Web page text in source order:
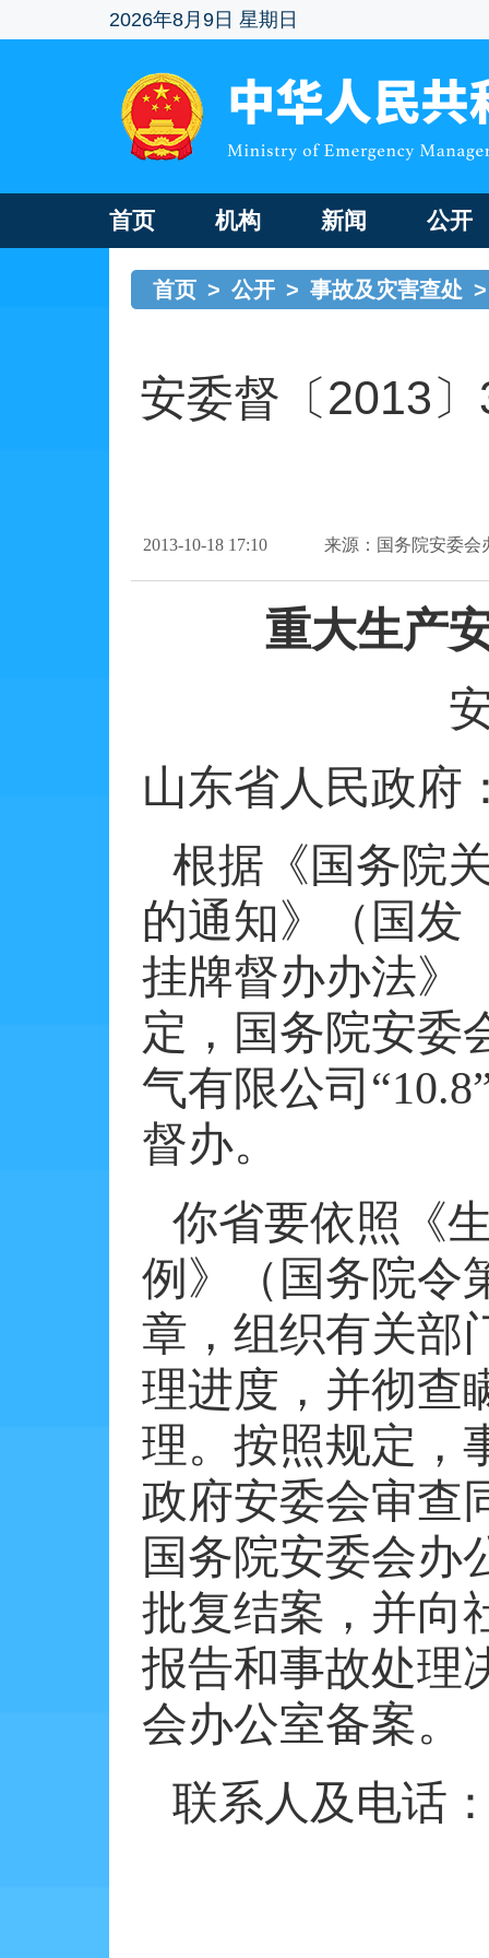
2026年8月9日 星期日
首页 机构 新闻 公开
首页 > 公开 > 事故及灾害查处 >
安委督〔2013
2013-10-18 17:10 来源：国务院安委会
重大生产
山东省人民政府
根据《国务院
的通知》（国发
挂牌督办办法》
定，国务院安委
气有限公司“10.8
督办。
你省要依照《
例》（国务院令
章，组织有关部
理进度，并彻查
理。按照规定，
政府安委会审查
国务院安委会办
批复结案，并向
报告和事故处理
会办公室备案。
联系人及电话